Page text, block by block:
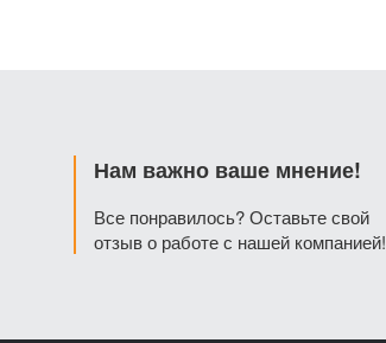
Нам важно ваше мнение!
Все понравилось? Оставьте свой
отзыв о работе с нашей компанией!